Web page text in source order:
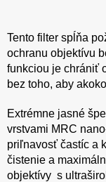
Tento filter spĺňa
ochranu objektívu
funkciou je chrániť
bez toho, aby
Extrémne jasné
vrstvami MRC
priľnavosť častíc a
čistenie a
objektívy s